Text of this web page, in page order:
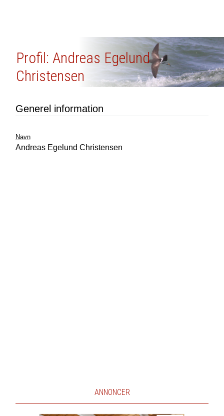
Profil: Andreas Egelund
Christensen
Generel information
Navn
Andreas Egelund Christensen
ANNONCER